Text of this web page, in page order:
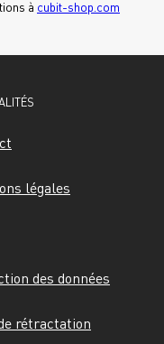
à cubit-shop.com
légales
des données
rétractation